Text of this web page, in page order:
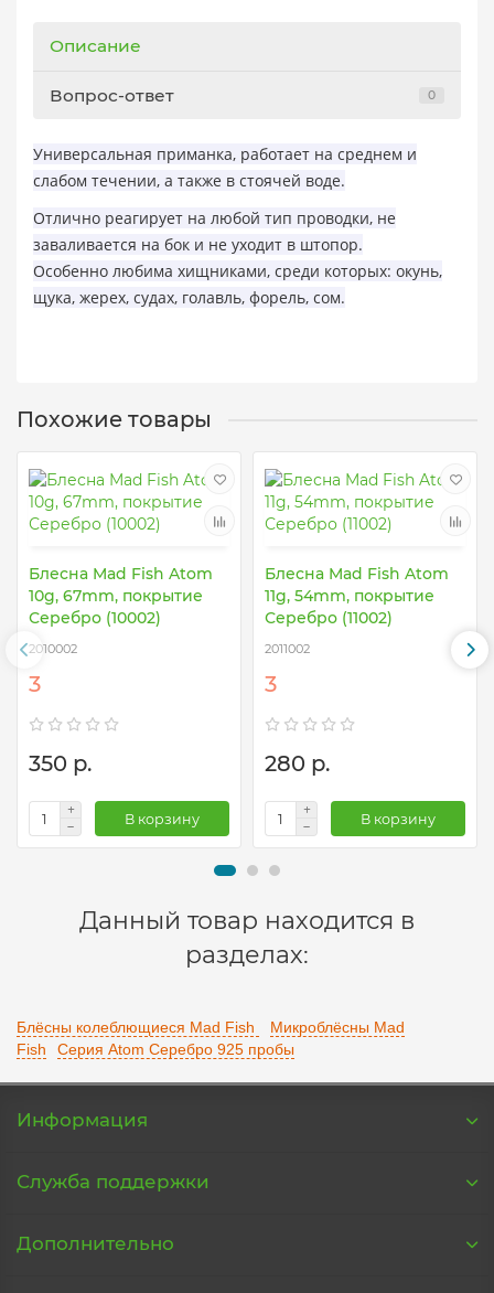
Описание
Вопрос-ответ 0
Универсальная приманка, работает на среднем и
слабом течении, а также в стоячей воде.
Отлично реагирует на любой тип проводки, не
заваливается на бок и не уходит в штопор.
Особенно любима хищниками, среди которых: окунь,
щука, жерех, судах, голавль, форель, сом.
Похожие товары
Блесна Mad Fish Atom
10g, 67mm, покрытие
Серебро (10002)
2010002
3
350 р.
В корзину
Блесна Mad Fish Atom
11g, 54mm, покрытие
Серебро (11002)
2011002
3
280 р.
В корзину
Данный товар находится в
разделах:
Блёсны колеблющиеся Mad Fish
Микроблёсны Mad
Fish
Серия Atom Серебро 925 пробы
Информация
Служба поддержки
Дополнительно